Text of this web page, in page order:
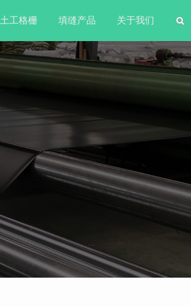
土工格栅 填缝产品 关于我们